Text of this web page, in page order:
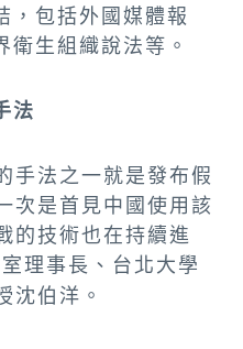
，包括外國媒體報
衛生組織說法等。
法
手法之一就是發布假
次是首見中國使用該
的技術也在持續進
理事長、台北大學
沈伯洋。